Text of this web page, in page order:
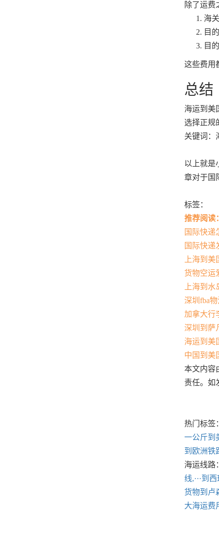
除了运费
海
目
目
这些费用
总结
海运到美
选择正规
关键词：
以上就是
章对于国
标签：
推荐阅读
国际快递
国际快递
上海到
货物空运
上海到
深圳fba
加拿大行
深圳到萨
海运到美
中国到美
本文内容
责任。如
热门标签
一公斤到
到欧洲铁
海运线路
线,···到西
货物到卢
大海运费